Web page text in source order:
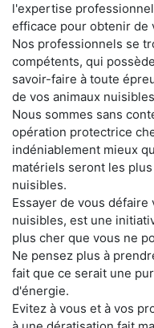
l'expertise
efficace pour obtenir de
Nos professionnels se
compétents, qui
savoir-faire à toute
de vos animaux
Nous sommes sans
opération protectrice
indéniablement mieux
matériels seront les
nuisibles.
Essayer de vous
nuisibles, est une
plus cher que vous ne
Ne pensez plus à
fait que ce serait une
d'énergie.
Evitez à vous et à vos